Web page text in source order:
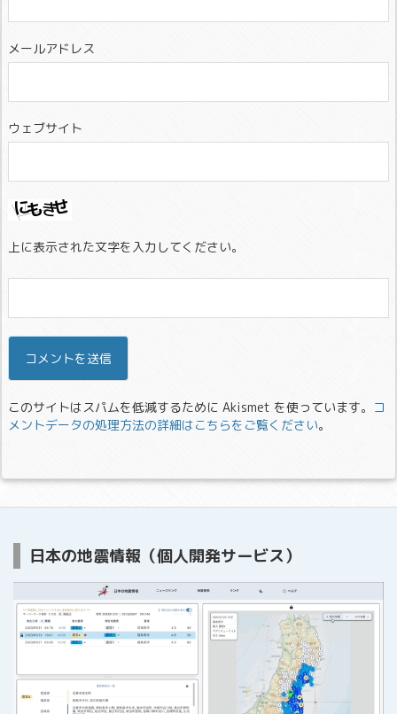
メールアドレス
ウェブサイト
上に表示された文字を入力してください。
このサイトはスパムを低減するために Akismet を使っています。 コ
メントデータの処理方法の詳細はこちらをご覧ください。
日本の地震情報（個人開発サービス）